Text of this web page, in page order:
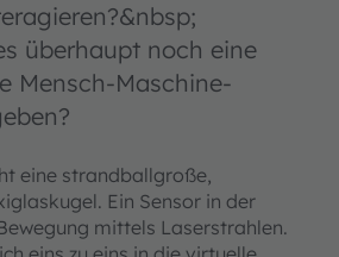
überhaupt noch eine
Mensch-Maschine-
eine strandballgroße,
Ein Sensor in der
mittels Laserstrahlen.